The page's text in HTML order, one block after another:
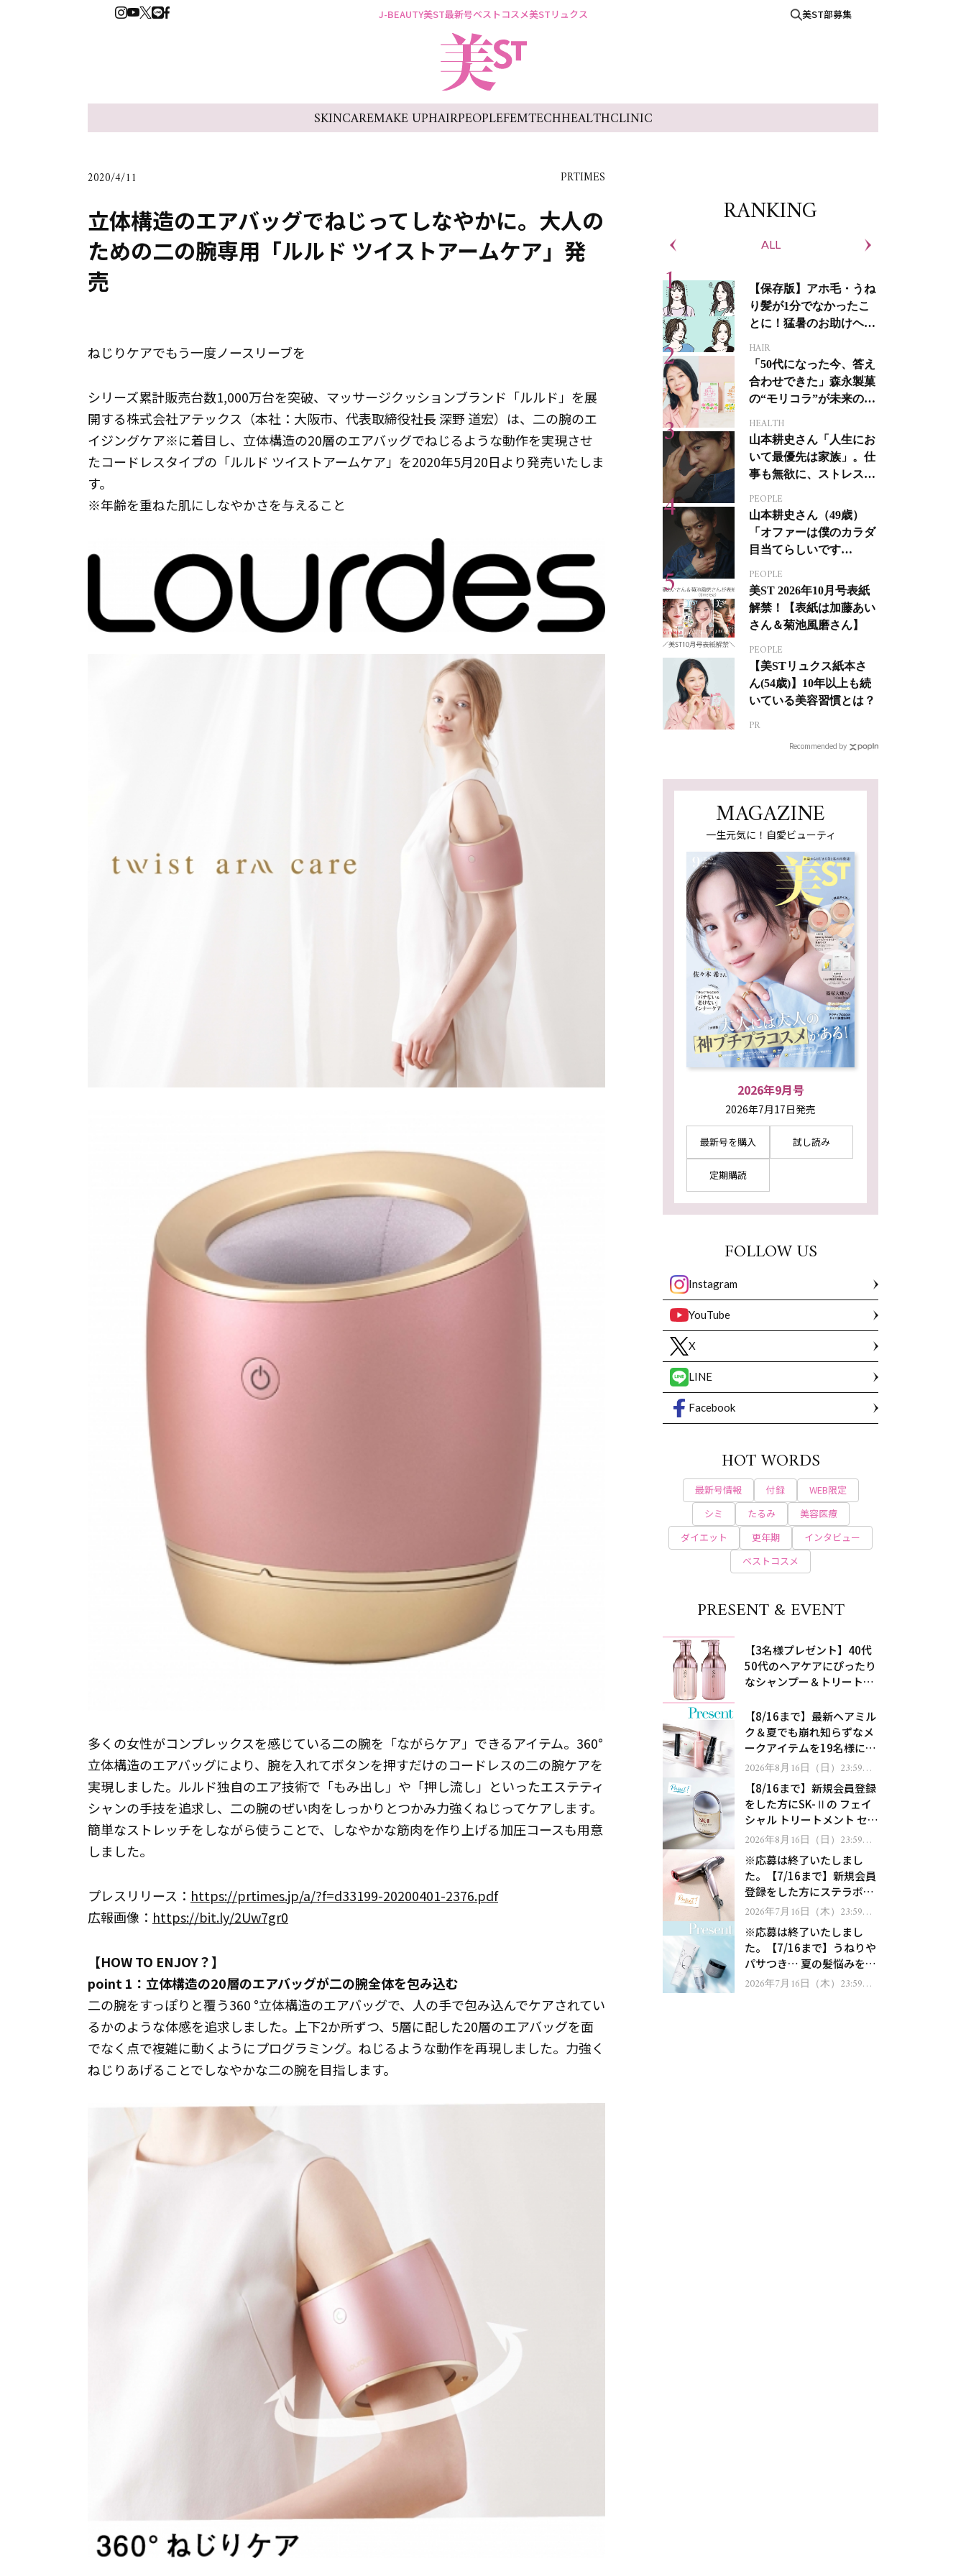
J-BEAUTY美ST最新号ベストコスメ美STリュクス 美ST部募集
SKINCAREMAKE UPHAIRPEOPLEFEMTECHHEALTHCLINIC
2020/4/11 PRTIMES
立体構造のエアバッグでねじってしなやかに。大人の
ための二の腕専用「ルルド ツイストアームケア」発
売
ねじりケアでもう一度ノースリーブを
シリーズ累計販売台数1,000万台を突破、マッサージクッションブランド「ルルド」を展
開する株式会社アテックス（本社：大阪市、代表取締役社長 深野 道宏）は、二の腕のエ
イジングケア※に着目し、立体構造の20層のエアバッグでねじるような動作を実現させ
たコードレスタイプの「ルルド ツイストアームケア」を2020年5月20日より発売いたしま
す。
※年齢を重ねた肌にしなやかさを与えること
多くの女性がコンプレックスを感じている二の腕を「ながらケア」できるアイテム。360°
立体構造のエアバッグにより、腕を入れてボタンを押すだけのコードレスの二の腕ケアを
実現しました。ルルド独自のエア技術で「もみ出し」や「押し流し」といったエステティ
シャンの手技を追求し、二の腕のぜい肉をしっかりとつかみ力強くねじってケアします。
簡単なストレッチをしながら使うことで、しなやかな筋肉を作り上げる加圧コースも用意
しました。
プレスリリース： https://prtimes.jp/a/?f=d33199-20200401-2376.pdf
広報画像： https://bit.ly/2Uw7gr0
【HOW TO ENJOY？】
point 1：立体構造の20層のエアバッグが二の腕全体を包み込む
二の腕をすっぽりと覆う360 °立体構造のエアバッグで、人の手で包み込んでケアされてい
るかのような体感を追求しました。上下2か所ずつ、5層に配した20層のエアバッグを面
でなく点で複雑に動くようにプログラミング。ねじるような動作を再現しました。力強く
ねじりあげることでしなやかな二の腕を目指します。
RANKING
ALL
【保存版】アホ毛・うね
り髪が1分でなかったこ
とに！猛暑のお助けヘア
HAIR
「50代になった今、答え
合わせできた」森永製菓
の“モリコラ”が未来のキ
HEALTH
山本耕史さん「人生にお
いて最優先は家族」。仕
事も無欲に、ストレスを
PEOPLE
山本耕史さん（49歳）
「オファーは僕のカラダ
目当てらしいです
ジカルへの挑戦
PEOPLE
美ST 2026年10月号表紙
解禁！【表紙は加藤あい
さん＆菊池風磨さん】
PEOPLE
【美STリュクス紙本さ
ん(54歳)】10年以上も続
いている美容習慣とは？
PR
Recommended by
MAGAZINE
一生元気に！自愛ビューティ
2026年9月号
2026年7月17日発売
最新号を購入 試し読み
定期購読
FOLLOW US
Instagram
YouTube
X
LINE
Facebook
HOT WORDS
最新号情報 付録
WEB限定
シミ
たるみ
美容医療
ダイエット
更年期
インタビュー
ベストコスメ
PRESENT & EVENT
【3名様プレゼント】40代
50代のヘアケアにぴったり
なシャンプー＆トリートメ
処！
【8/16まで】最新ヘアミル
ク＆夏でも崩れ知らずなメ
ークアイテムを19名様にプ
レゼント！
2026年8月16日（日）23:59ま
で【8/16まで】新規会員登録
をした方にSK-Ⅱの フェイ
シャル トリートメント セラ
ムをプレゼント！
2026年8月16日（日）23:59ま
※応募は終了いたしまし
た。【7/16まで】新規会員
登録をした方にステラボー
テのシャインリバース ヘア
ゼント！
2026年7月16日（木）23:59ま
※応募は終了いたしまし
た。【7/16まで】うねりや
パサつき… 夏の髪悩みを解
消するヘアケアアイテムを
2026年7月16日（木）23:59ま